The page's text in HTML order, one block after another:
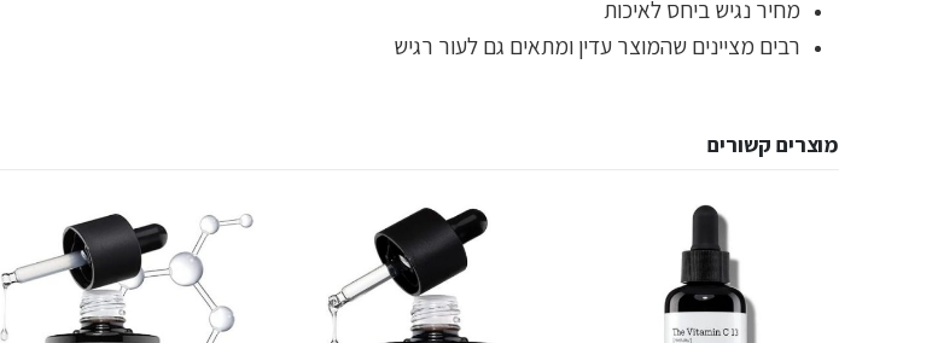
מחיר נגיש ביחס לאיכות
רבים מציינים שהמוצר עדין ומתאים גם לעור רגיש
מוצרים קשורים